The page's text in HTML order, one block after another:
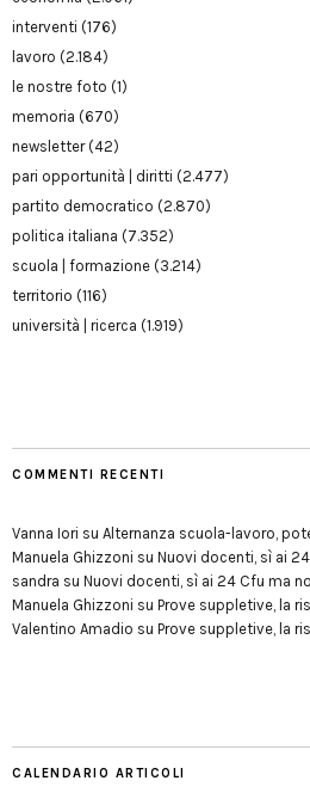
interventi (176)
lavoro (2.184)
le nostre foto (1)
memoria (670)
newsletter(42)
pari opportunità | diritti (2.477)
partito democratico (2.870)
politica italiana (7.352)
scuola | formazione (3.214)
territorio (116)
università | ricerca (1.919)
COMMENTI RECENTI
Vanna Iori su Alternanza scuola-lavoro,
Manuela Ghizzoni su Nuovi docenti, sì ai
sandra su Nuovi docenti, sì ai 24 Cfu ma
Manuela Ghizzoni su Prove suppletive, la
Valentino Amadio su Prove suppletive, la
CALENDARIO ARTICOLI